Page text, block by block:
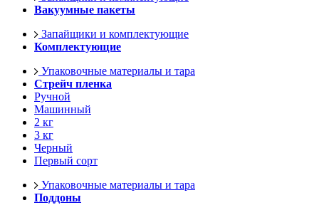
Вакуумные пакеты
Запайщики и комплектующие
Комплектующие
Упаковочные материалы и тара
Стрейч пленка
Ручной
Машинный
2 кг
3 кг
Черный
Первый сорт
Упаковочные материалы и тара
Поддоны